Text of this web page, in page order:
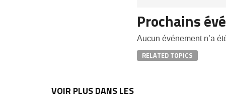
Prochains
Aucun événement n’a
RELATED TOPICS
VOIR PLUS DANS LES